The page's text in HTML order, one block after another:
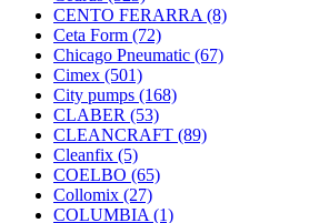
CENTO FERARRA (8)
Ceta Form (72)
Chicago Pneumatic (67)
Cimex (501)
City pumps (168)
CLABER (53)
CLEANCRAFT (89)
Cleanfix (5)
COELBO (65)
Collomix (27)
COLUMBIA (1)